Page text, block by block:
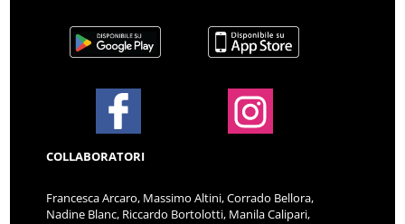
COLLABORATORI
Francesca Arcaro, Massimo Altini, Corrado Bellora,
Nadine Blanc, Riccardo Bortolotti, Manila Calipari,